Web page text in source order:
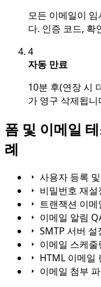
모든 이메일이
다. 인증 코드, 확
4
자동 만료
10분 후(연장 시
가 영구 삭제됩니
폼 및 이메일
례
사용자 등록
비밀번호 재
트랜잭션 이
이메일 알림
SMTP 서버 설
이메일 스케
HTML 이메일
이메일 첨부